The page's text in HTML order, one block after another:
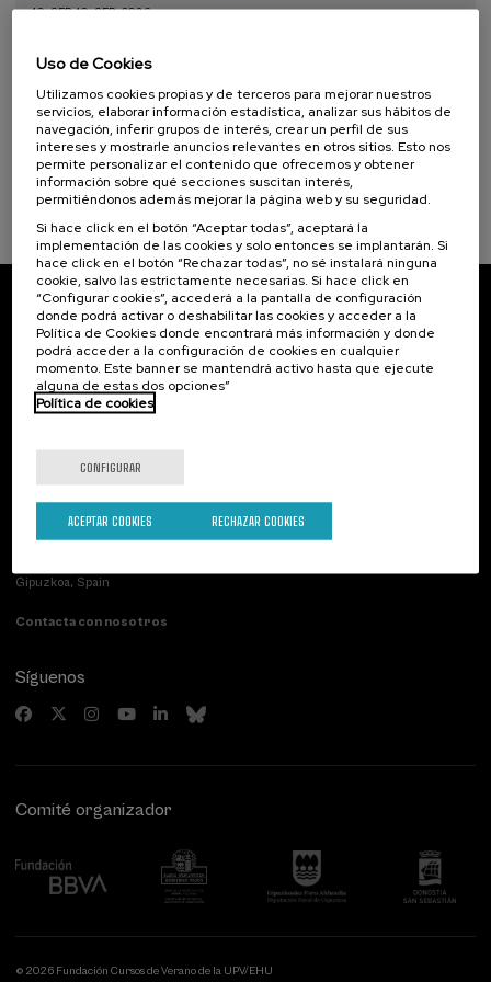
Programas especiales
Objetivos de desarrollo sostenible
10. SEP-10. SEP, 2026
Narrativas climáticas: relatos para la
10 h. Español .
...
DESDE25 €
Últimas
plazas
Gratuito
Fecha
pasada
Lista
de
espera
Plazo
de
matrícula
finalizado
Suscríbete a nuestro boletín
Inscríbete para ser el primero/a en recibir las
novedades de UIK.
Contacto
Palacio Miramar
Paseo de Miraconcha, 48
Gipuzkoa, Spain
Contacta con nosotros
Actividades anteriores
Síguenos
Comité organizador
© 2026 Fundación Cursos de Verano de la UPV/EHU
Uso de Cookies
Utilizamos cookies propias y de terceros para mejorar nuestros
servicios, elaborar información estadística, analizar sus hábitos de
navegación, inferir grupos de interés, crear un perfil de sus
intereses y mostrarle anuncios relevantes en otros sitios. Esto nos
permite personalizar el contenido que ofrecemos y obtener
información sobre qué secciones suscitan interés,
permitiéndonos además mejorar la página web y su seguridad.
Si hace click en el botón “Aceptar todas”, aceptará la
implementación de las cookies y solo entonces se implantarán. Si
hace click en el botón “Rechazar todas”, no sé instalará ninguna
cookie, salvo las estrictamente necesarias. Si hace click en
“Configurar cookies”, accederá a la pantalla de configuración
donde podrá activar o deshabilitar las cookies y acceder a la
Política de Cookies donde encontrará más información y donde
podrá acceder a la configuración de cookies en cualquier
momento. Este banner se mantendrá activo hasta que ejecute
alguna de estas dos opciones”
Política de cookies
CONFIGURAR
RECHAZAR COOKIES
ACEPTAR COOKIES